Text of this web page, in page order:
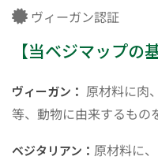
ヴィーガン認証
【当ベジマップの
ヴィーガン： 原材料に肉
等、動物に由来するもの
ベジタリアン： 原材料に